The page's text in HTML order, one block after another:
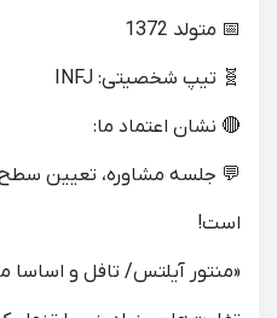
📅 متولد 1372
🧬 تیپ شخصیتی: INFJ
🔴 نشان اعتماد ما:
💬 جلسه مشاوره، تعیین
است!
«منتور آیلتس/ تافل ‌و اساسا